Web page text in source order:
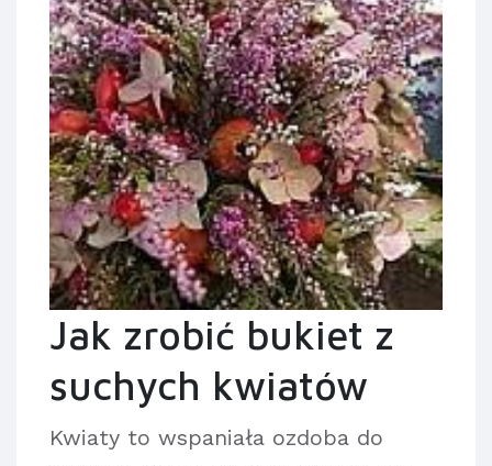
Jak zrobić bukiet z
suchych kwiatów
Kwiaty to wspaniała ozdoba do